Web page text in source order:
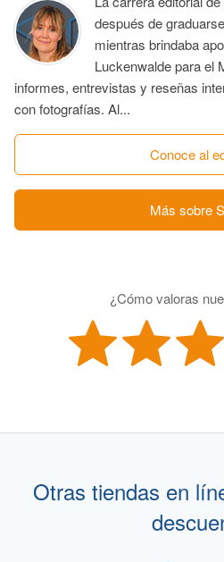
después de
mientras brindaba
Luckenwalde para el
informes, entrevistas y reseñas
con fotografías. Al...
Conoce al
Más sobre
¿Cómo valoras
Otras tiendas en